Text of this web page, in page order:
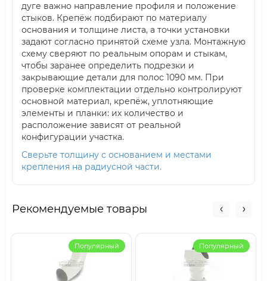
дуге важно направление профиля и положение
стыков. Крепёж подбирают по материалу
основания и толщине листа, а точки установки
задают согласно принятой схеме узла. Монтажную
схему сверяют по реальным опорам и стыкам,
чтобы заранее определить подрезки и
закрывающие детали для полос 1090 мм. При
проверке комплектации отдельно контролируют
основной материал, крепёж, уплотняющие
элементы и планки: их количество и
расположение зависят от реальной
конфигурации участка.
Сверьте толщину с основанием и местами
крепления на радиусной части.
Рекомендуемые товары
Популярный Популярный